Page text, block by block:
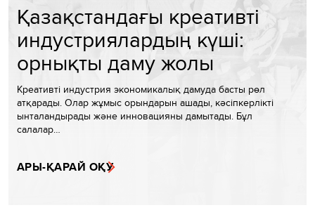
Қазақстандағы креативті
индустриялардың күші:
орнықты даму жолы
Креативті индустрия экономикалық дамуда басты рөл
атқарады. Олар жұмыс орындарын ашады, кәсіпкерлікті
ынталандырады және инновацияны дамытады. Бұл
салалар…
АРЫ-ҚАРАЙ ОҚУ